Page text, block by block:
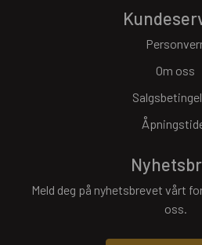
Om oss
Meld deg på nyhetsbrevet vårt
oss.